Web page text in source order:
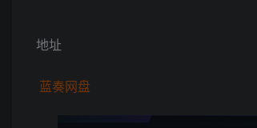
地址
蓝奏网盘